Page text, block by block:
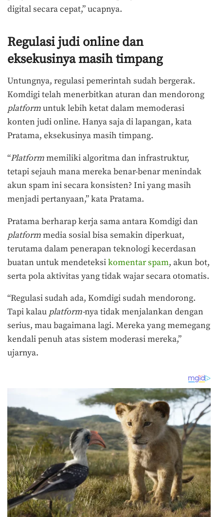
digital secara cepat,” ucapnya.
Regulasi judi online dan
eksekusinya masih timpang
Untungnya, regulasi pemerintah sudah bergerak.
Komdigi telah menerbitkan aturan dan mendorong
platformuntuk lebih ketat dalam memoderasi
konten judi online. Hanya saja di lapangan, kata
Pratama, eksekusinya masih timpang.
“Platformmemiliki algoritma dan infrastruktur,
tetapi sejauh mana mereka benar-benar menindak
akun spam ini secara konsisten? Ini yang masih
menjadi pertanyaan,” kata Pratama.
Pratama berharap kerja sama antara Komdigi dan
platformmedia sosial bisa semakin diperkuat,
terutama dalam penerapan teknologi kecerdasan
buatan untuk mendeteksikomentar spam, akun bot,
serta pola aktivitas yang tidak wajar secara otomatis.
“Regulasi sudah ada, Komdigi sudah mendorong.
Tapi kalau platform-nya tidak menjalankan dengan
serius, mau bagaimana lagi. Mereka yang memegang
kendali penuh atas sistem moderasi mereka,”
ujarnya.